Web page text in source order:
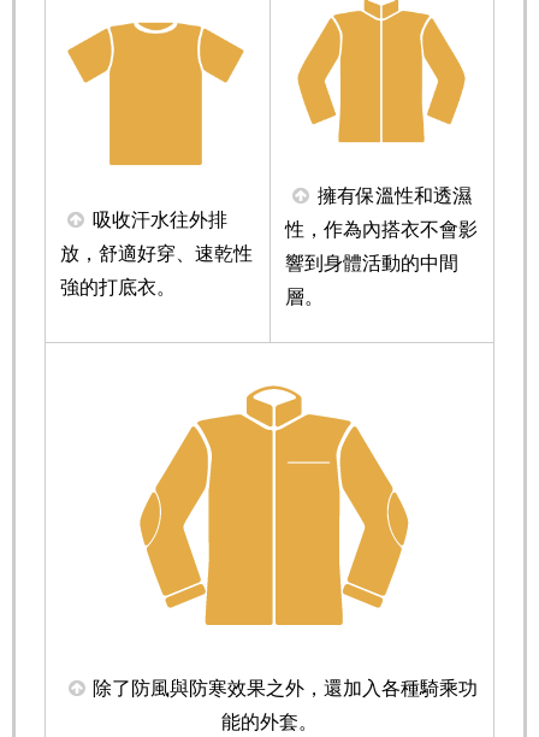
吸收汗水往外排
放，舒適好穿、速乾性
強的打底衣。
擁有保溫性和透濕
性，作為內搭衣不會影
響到身體活動的中間
層。
除了防風與防寒效果之外，還加入各種騎乘功
能的外套。